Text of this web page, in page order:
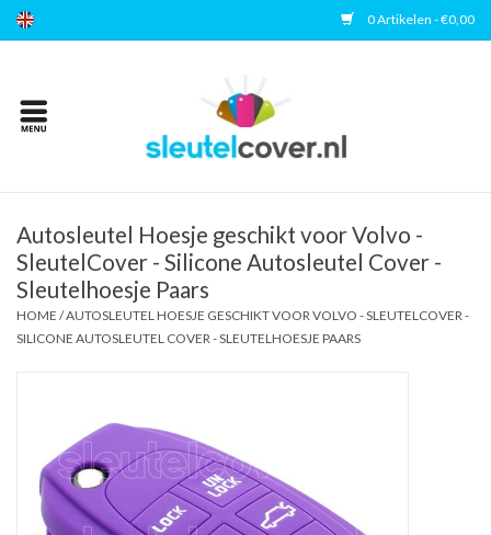
0 Artikelen - €0,00
Home
Accessoires
Veelgestelde vragen
Autosleutel Hoesje geschikt voor Volvo -
SleutelCover - Silicone Autosleutel Cover -
Sleutelhoesje Paars
HOME /AUTOSLEUTEL HOESJE GESCHIKT VOOR VOLVO - SLEUTELCOVER -
SILICONE AUTOSLEUTEL COVER - SLEUTELHOESJE PAARS